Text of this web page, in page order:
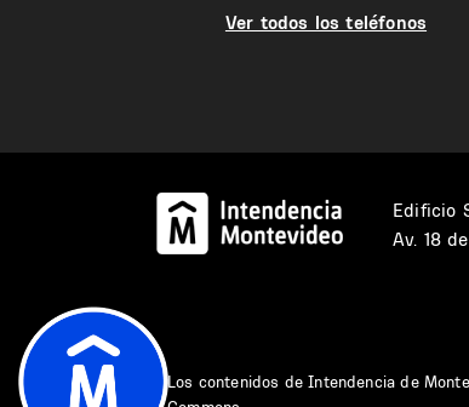
Ver todos los teléfonos
Edificio
Av. 18
Los contenidos de Intendencia de